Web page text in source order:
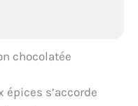
chocolatée
s’accorde